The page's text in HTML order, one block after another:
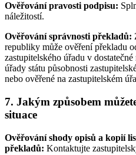
Ověřování pravosti podpisu:
náležitostí.
Ověřování správnosti překladů:
republiky může ověření překladu
zastupitelského úřadu v
úřady státu působnosti
nebo ověřené na zastupitelském
7. Jakým způsobem
situace
Ověřování shody opisů a kopií
překladů: Kontaktujte